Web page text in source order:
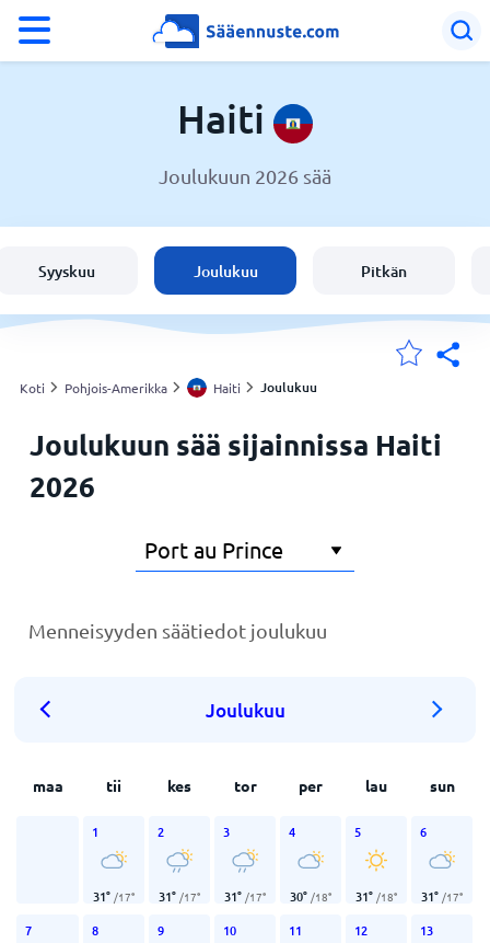
Suomi
Sijaintini
Koti
Haiti
Joulukuun 2026 sää
Syyskuu Joulukuu Pitkän
Koti Pohjois-Amerikka Haiti Joulukuu
Joulukuun sää sijainnissa Haiti
2026
Menneisyyden säätiedot joulukuu
Joulukuu
maa tii kes tor per lau sun
1
31° /17°
2
31° /17°
3
31° /17°
4
30° /18°
5
31° /18°
6
31° /17°
7 8 9 10 11 12 13